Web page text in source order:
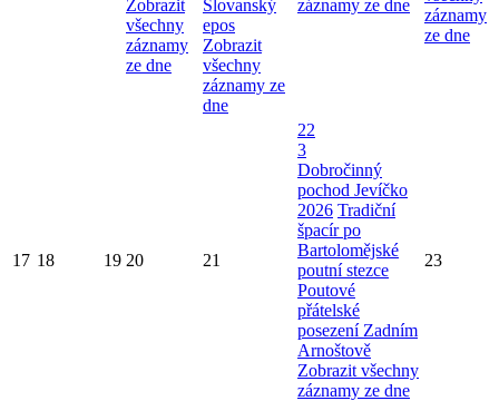
Zobrazit
všechny
záznamy
ze dne
Slovanský
epos
Zobrazit
všechny
záznamy ze
dne
záznamy ze dne
záznamy
ze dne
17 18 19 20 21
22
3
Dobročinný
pochod Jevíčko
2026 Tradiční
špacír po
Bartolomějské
poutní stezce
Poutové
přátelské
posezení Zadním
Arnoštově
Zobrazit všechny
záznamy ze dne
23